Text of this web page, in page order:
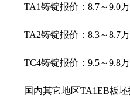
TA1铸锭报价：8.7～9.0
TA2铸锭报价：8.3～8.7
TC4铸锭报价：9.5～9.8
国内其它地区TA1EB板